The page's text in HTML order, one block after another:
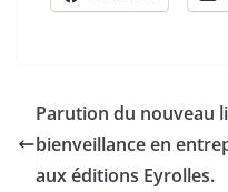
Parution du nouveau
bienveillance en
aux éditions Eyrolles.